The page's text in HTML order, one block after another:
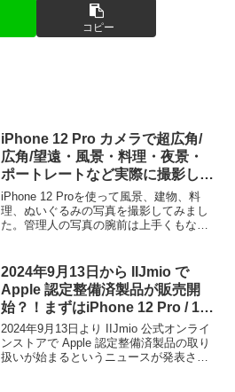
コピー
iPhone 12 Pro カメラで超広角/
広角/望遠・風景・料理・夜景・
ポートレートなど実際に撮影して
みた
iPhone 12 Proを使って風景、建物、料
理、ぬいぐるみの写真を撮影してみまし
た。管理人の写真の腕前は上手くもなく
ら）どういった写真が撮影できるのか、
カメラ撮影レビューを参考にご覧いただ
きましたら幸いです。
2024年9月13日から IIJmio で
Apple 認定整備済製品が販売開
始？！まずはiPhone 12 Pro / 12
Pro Max がラインアップ
2024年9月13日より IIJmio 公式オンライ
ンストアで Apple 認定整備済製品の取り
扱いが始まるというニュースが発表され